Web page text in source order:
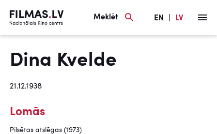
Meklēt EN LV
Dina Kvelde
21.12.1938
Lomās
Pilsētas atslēgas (1973)